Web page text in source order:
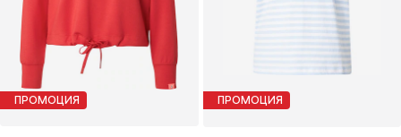
ПРОМОЦИЯ ПРОМОЦИЯ